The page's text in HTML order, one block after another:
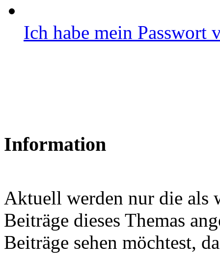
Ich habe mein Passwort
Information
Aktuell werden nur die als
Beiträge dieses Themas
Beiträge sehen möchtest,